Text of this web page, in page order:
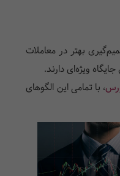
بهتر در معاملات
ویژه‌ای دارند.
، با تمامی این الگوهای